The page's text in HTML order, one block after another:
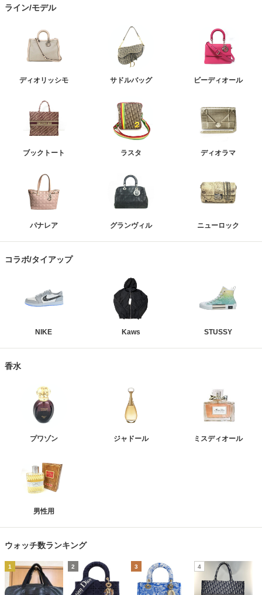
ライン/モデル
ディオリッシモ サドルバッグ ビーディオール
ブックトート ラスタ ディオラマ
パナレア グランヴィル ニューロック
コラボ/タイアップ
NIKE Kaws STUSSY
香水
プワゾン ジャドール ミスディオール
男性用
ウォッチ数ランキング
1 2 3 4